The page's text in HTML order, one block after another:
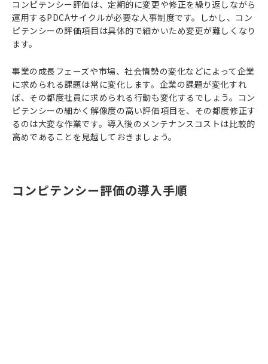
コンピテンシー評価は、定期的に変更や修正を繰り返しながら
運用するPDCAサイクルが必要な人事制度です。しかし、コン
ピテンシーの評価項目は具体的で細かいため変更が難しくなり
ます。
事業の成長フェーズや市場、社会情勢の変化などによって企業
に求められる課題は常に変化します。企業の課題が変化すれ
ば、その都度社員に求められる行動も変化するでしょう。コン
ピテンシーの細かく解像度の高い評価項目を、その都度修正す
るのは大変な作業です。導入後のメンテナンスコストは比較的
高めであることを見越しておきましょう。
コンピテンシー評価の導入手順